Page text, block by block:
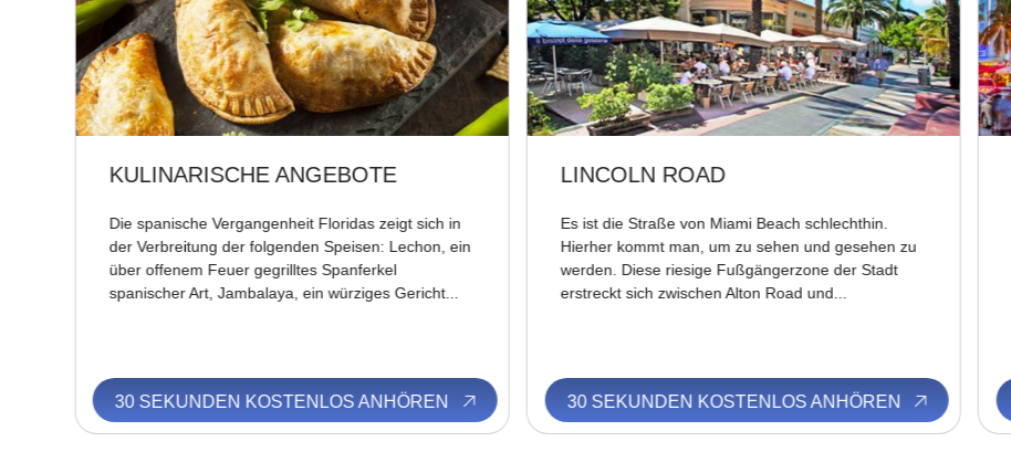
KULINARISCHE ANGEBOTE
Die spanische Vergangenheit Floridas zeigt sich in
der Verbreitung der folgenden Speisen: Lechon, ein
über offenem Feuer gegrilltes Spanferkel
spanischer Art, Jambalaya, ein würziges Gericht...
30 SEKUNDEN KOSTENLOS ANHÖREN
LINCOLN ROAD
Es ist die Straße von Miami Beach schlechthin.
Hierher kommt man, um zu sehen und gesehen zu
werden. Diese riesige Fußgängerzone der Stadt
erstreckt sich zwischen Alton Road und...
30 SEKUNDEN KOSTENLOS ANHÖREN